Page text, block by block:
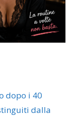
dopo i 40
dalla